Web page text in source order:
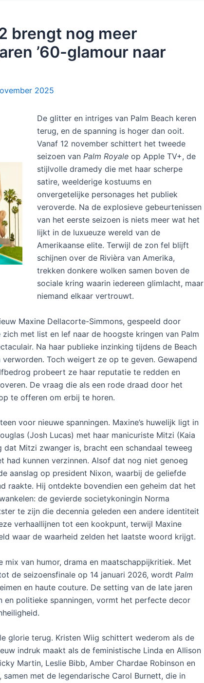
brengt nog meer
’60-glamour naar
2025
De glitter en intriges van Palm Beach keren
terug, en de spanning is hoger dan ooit.
Vanaf 12 november schittert het tweede
seizoen van Palm Royaleop Apple TV+, de
stijlvolle dramedy die met haar scherpe
satire, weelderige kostuums en
onvergetelijke personages het publiek
veroverde. Na de explosieve gebeurtenissen
van het eerste seizoen is niets meer wat het
lijkt in de luxueuze wereld van de
Amerikaanse elite. Terwijl de zon fel blijft
schijnen over de Rivièra van Amerika,
trekken donkere wolken samen boven de
sociale kring waarin iedereen glimlacht, maar
niemand elkaar vertrouwt.
Maxine Dellacorte-Simmons, gespeeld door
met list en lef naar de hoogste kringen van Palm
Na haar publieke inzinking tijdens de Beach
Toch weigert ze op te geven. Gewapend
probeert ze haar reputatie te redden en
De vraag die als een rode draad door het
te offeren om erbij te horen.
voor nieuwe spanningen. Maxine’s huwelijk ligt in
(Josh Lucas) met haar manicuriste Mitzi (Kaia
Mitzi zwanger is, bracht een schandaal teweeg
had kunnen verzinnen. Alsof dat nog niet genoeg
aanslag op president Nixon, waarbij de geliefde
raakte. Hij ontdekte bovendien een geheim dat het
de gevierde societykoningin Norma
te zijn die decennia geleden een andere identiteit
verhaallijnen tot een kookpunt, terwijl Maxine
waar de waarheid zelden het laatste woord krijgt.
van humor, drama en maatschappijkritiek. Met
de seizoensfinale op 14 januari 2026, wordt Palm
en haute couture. De setting van de late jaren
politieke spanningen, vormt het perfecte decor
glorie terug. Kristen Wiig schittert wederom als de
indruk maakt als de feministische Linda en Allison
Martin, Leslie Bibb, Amber Chardae Robinson en
met de legendarische Carol Burnett, die in